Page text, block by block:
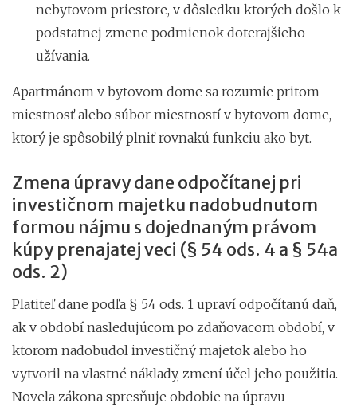
nebytovom priestore, v dôsledku ktorých došlo k
podstatnej zmene podmienok doterajšieho
užívania.
Apartmánom v bytovom dome sa rozumie pritom
miestnosť alebo súbor miestností v bytovom dome,
ktorý je spôsobilý plniť rovnakú funkciu ako byt.
Zmena úpravy dane odpočítanej pri
investičnom majetku nadobudnutom
formou nájmu s dojednaným právom
kúpy prenajatej veci (§ 54 ods. 4 a § 54a
ods. 2)
Platiteľ dane podľa § 54 ods. 1 upraví odpočítanú daň,
ak v období nasledujúcom po zdaňovacom období, v
ktorom nadobudol investičný majetok alebo ho
vytvoril na vlastné náklady, zmení účel jeho použitia.
Novela zákona spresňuje obdobie na úpravu